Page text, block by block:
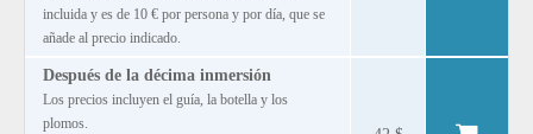
incluida y es de 10 € por persona y por día, que se
añade al precio indicado.
Después de la décima inmersión
Los precios incluyen el guía, la botella y los
plomos.